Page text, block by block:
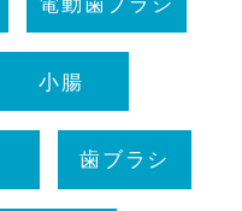
小腸
歯ブラシ